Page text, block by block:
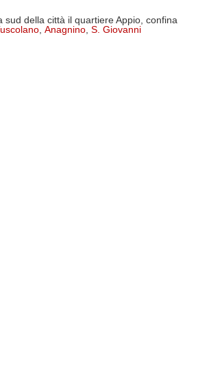
sud della città il quartiere Appio, confina
, Anagnino, S. Giovanni